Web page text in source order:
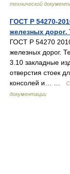
технической
ГОСТ Р 54270-
железных дорог.
ГОСТ Р 54270
железных дорог.
3.10 закладные
отверстия стоек
консолей и… …
документации